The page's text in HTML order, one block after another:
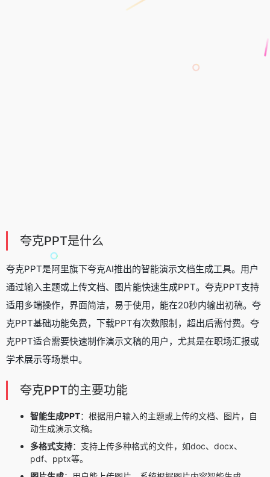
夸克PPT是什么
夸克PPT是阿里旗下夸克AI推出的智能演示文档生成工具。用户
通过输入主题或上传文档、图片能快速生成PPT。夸克PPT支持
适用多端操作，界面简洁，易于使用，能在20秒内输出初稿。夸
克PPT基础功能免费，下载PPT有次数限制，超出后需付费。夸
克PPT适合需要快速制作演示文稿的用户，尤其是在职场汇报或
学术展示等场景中。
夸克PPT的主要功能
智能生成PPT：根据用户输入的主题或上传的文档、图片，自
动生成演示文稿。
多格式支持：支持上传多种格式的文件，如doc、docx、
pdf、pptx等。